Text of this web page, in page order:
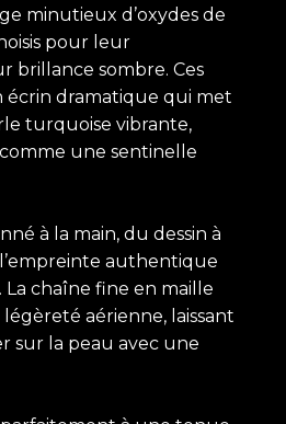
minutieux d’oxydes de
pour leur
brillance sombre. Ces
dramatique qui met
turquoise vibrante,
une sentinelle
à la main, du dessin à
authentique
La chaîne fine en maille
aérienne, laissant
sur la peau avec une